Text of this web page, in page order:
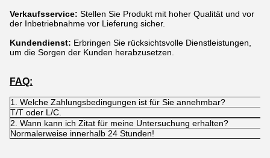
Verkaufsservice: Stellen Sie Produkt mit hoher Qualität und vor
der Inbetriebnahme vor Lieferung sicher.
Kundendienst: Erbringen Sie rücksichtsvolle Dienstleistungen,
um die Sorgen der Kunden herabzusetzen.
FAQ:
1. Welche Zahlungsbedingungen ist für Sie annehmbar?
T/T oder L/C.
2. Wann kann ich Zitat für meine Untersuchung erhalten?
Normalerweise innerhalb 24 Stunden!